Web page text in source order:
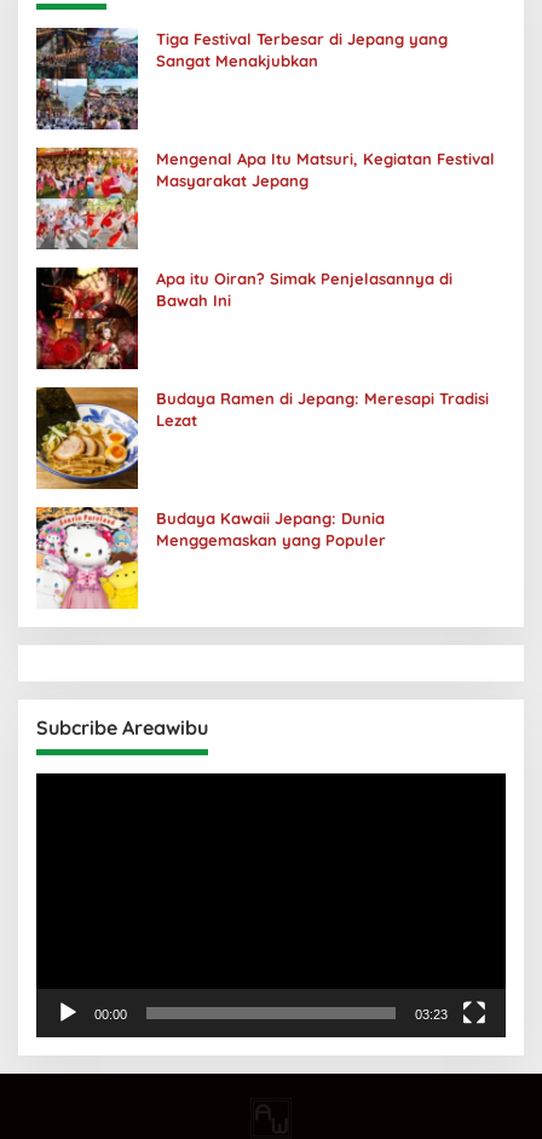
Tiga Festival Terbesar di Jepang yang
Sangat Menakjubkan
Mengenal Apa Itu Matsuri, Kegiatan Festival
Masyarakat Jepang
Apa itu Oiran? Simak Penjelasannya di
Bawah Ini
Budaya Ramen di Jepang: Meresapi Tradisi
Lezat
Budaya Kawaii Jepang: Dunia
Menggemaskan yang Populer
Subcribe Areawibu
00:00 03:23